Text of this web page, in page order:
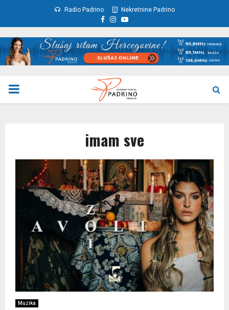
Radio Padrino Nekretnine Padrino
Facebook
Instagram
Youtube
PRIMARY
imam sve
Muzika